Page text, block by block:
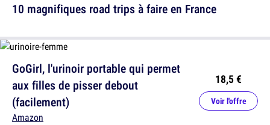
GoGirl, l'urinoir portable qui permet
aux filles de pisser debout
(facilement)
Amazon
18,5 €
Voir l'offre
10 magnifiques road trips à faire en France